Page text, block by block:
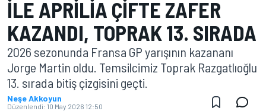
ILE APRILIA ÇIFTE ZAFER
KAZANDI, TOPRAK 13. SIRADA
2026 sezonunda Fransa GP yarışının kazananı
Jorge Martin oldu. Temsilcimiz Toprak Razgatlıoğlu
13. sırada bitiş çizgisini geçti.
Neşe Akkoyun
Düzenlendi: 10 May 2026 12:50